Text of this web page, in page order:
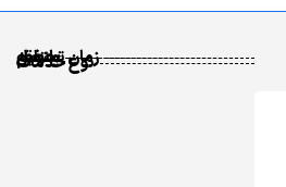
نوع خدمات
زمان تحویل
پلتفرم
منطقه